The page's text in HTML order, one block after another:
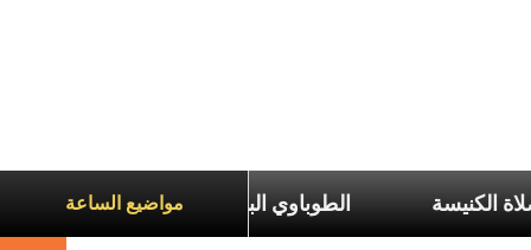
مواضيع الساعة
الطوباوي البطريرك